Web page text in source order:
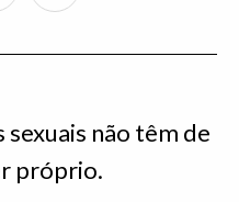
não têm de
próprio.